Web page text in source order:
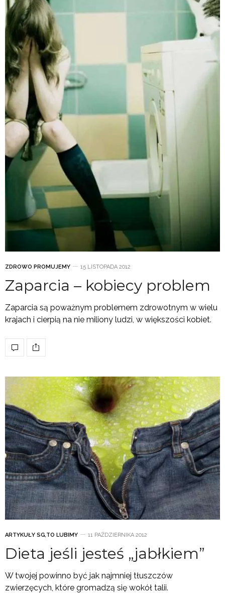
ZDROWO PROMUJEMY 15 LISTOPADA 2012
Zaparcia – kobiecy problem
Zaparcia są poważnym problemem zdrowotnym w wielu
krajach i cierpią na nie miliony ludzi, w większości kobiet.
ARTYKUŁY SG,TO LUBIMY 11 PAŹDZIERNIKA 2012
Dieta jeśli jesteś „jabłkiem”
W twojej powinno być jak najmniej tłuszczów
zwierzęcych, które gromadzą się wokół talii.